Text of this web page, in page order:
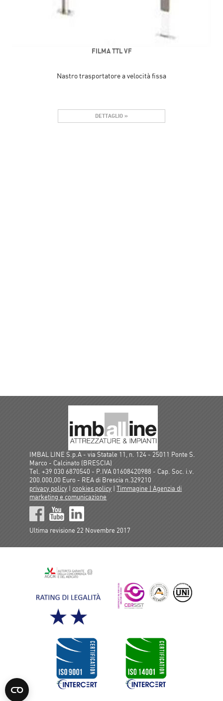
FILMA TTL VF
Nastro trasportatore a velocità fissa
DETTAGLIO »
IMBAL LINE S.p.A - via Statale 11, n. 124 - 25011 Ponte S.
Marco - Calcinato (BRESCIA)
Tel. +39 030 6870540 - P.IVA 01608420988 - Cap. Soc. i.v.
200.000,00 Euro - REA di Brescia n.329210
privacy policy |cookies policy |Timmagine | Agenzia di
marketing e comunicazione
Ultima revisione 22 Novembre 2017